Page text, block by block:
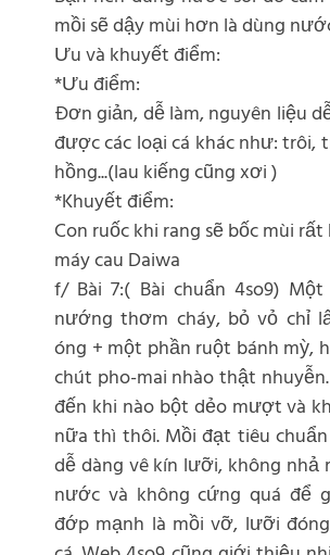
mồi sẽ dậy mùi hơn là dùng
Ưu và khuyết điểm:
*Ưu điểm:
Đơn giản, dễ làm, nguyên liệu
được các loại cá khác như: trôi,
hồng...(lau kiếng cũng xơi )
*Khuyết điểm:
Con ruốc khi rang sẽ bốc mùi rất
máy cau Daiwa
f/ Bài 7:( Bài chuẩn 4so9)
nướng thơm cháy, bỏ vỏ chỉ
óng + một phần ruột bánh mỳ,
chút pho-mai nhào thật
đến khi nào bột dẻo mượt và
nữa thì thôi. Mồi đạt tiêu
dễ dàng vê kín lưỡi, không nhả
nước và không cứng quá để
đớp mạnh là mồi vỡ, lưỡi